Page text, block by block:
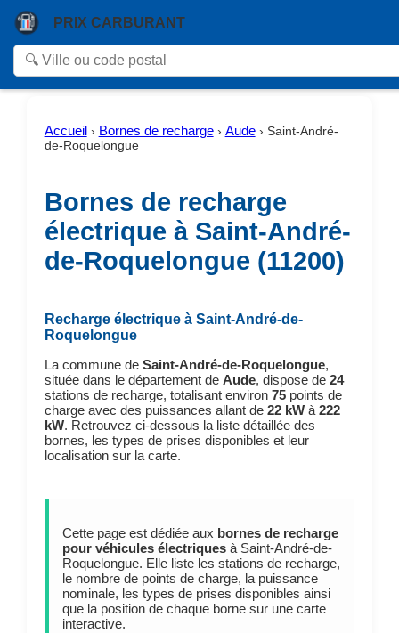
PRIX CARBURANT
Accueil › Bornes de recharge› Aude› Saint-André-
de-Roquelongue
Bornes de recharge
électrique à Saint-André-
de-Roquelongue (11200)
Recharge électrique à Saint-André-de-
Roquelongue
La commune de Saint-André-de-Roquelongue,
située dans le département de Aude, dispose de 24
stations de recharge, totalisant environ 75points de
charge avec des puissances allant de 22 kWà 222
kW. Retrouvez ci-dessous la liste détaillée des
bornes, les types de prises disponibles et leur
localisation sur la carte.
Cette page est dédiée aux bornes de recharge
pour véhicules électriquesà Saint-André-de-
Roquelongue. Elle liste les stations de recharge,
le nombre de points de charge, la puissance
nominale, les types de prises disponibles ainsi
que la position de chaque borne sur une carte
interactive.